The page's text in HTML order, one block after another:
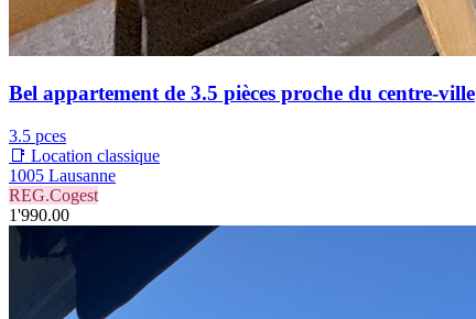
Bel appartement de 3.5 pièces proche du centre-ville
3.5 pces
📑 Location classique
1005 Lausanne
REG.Cogest
1'990.00